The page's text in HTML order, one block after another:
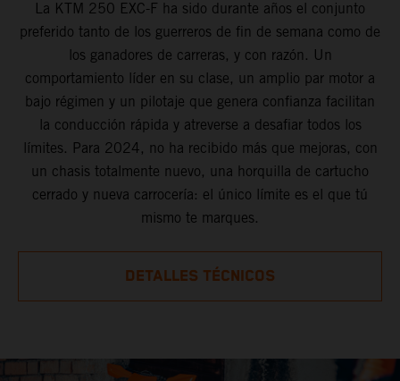
La KTM 250 EXC-F ha sido durante años el conjunto
preferido tanto de los guerreros de fin de semana como de
los ganadores de carreras, y con razón. Un
comportamiento líder en su clase, un amplio par motor a
bajo régimen y un pilotaje que genera confianza facilitan
la conducción rápida y atreverse a desafiar todos los
límites. Para 2024, no ha recibido más que mejoras, con
un chasis totalmente nuevo, una horquilla de cartucho
cerrado y nueva carrocería: el único límite es el que tú
mismo te marques.
DETALLES TÉCNICOS